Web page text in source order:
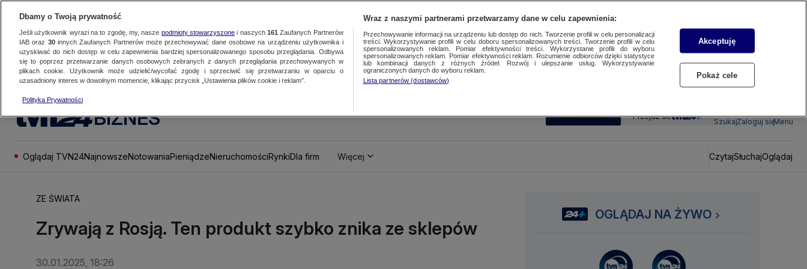
BIZNES SUBSKRYBUJ Przejdź do
SzukajZaloguj sięMenu
Oglądaj TVN24NajnowszeNotowaniaPieniądzeNieruchomościRynkiDla firm Więcej CzytajSłuchajOglądaj
ZE ŚWIATA
Zrywają z Rosją. Ten produkt szybko znika ze sklepów
30.01.2025, 18:26
OGLĄDAJ NA ŻYWO
Dbamy o Twoją prywatność
Jeśli użytkownik wyrazi na to zgodę, my, nasze podmioty stowarzyszonei naszych 161 Zaufanych Partnerów
IAB oraz 30innych Zaufanych Partnerów może przechowywać dane osobowe na urządzeniu użytkownika i
uzyskiwać do nich dostęp w celu zapewnienia bardziej spersonalizowanego sposobu przeglądania. Odbywa
się to poprzez przetwarzanie danych osobowych zebranych z danych przeglądania przechowywanych w
plikach cookie. Użytkownik może udzielić/wycofać zgodę i sprzeciwić się przetwarzaniu w oparciu o
uzasadniony interes w dowolnym momencie, klikając przycisk „Ustawienia plików cookie i reklam”.
Polityka Prywatności
Wraz z naszymi partnerami przetwarzamy dane w celu zapewnienia:
Przechowywanie informacji na urządzeniu lub dostęp do nich. Tworzenie profili w celu personalizacji
treści. Wykorzystywanie profili w celu doboru spersonalizowanych treści. Tworzenie profili w celu
spersonalizowanych reklam. Pomiar efektywności treści. Wykorzystanie profili do wyboru
spersonalizowanych reklam. Pomiar efektywności reklam. Rozumienie odbiorców dzięki statystyce
lub kombinacji danych z różnych źródeł. Rozwój i ulepszanie usług. Wykorzystywanie
ograniczonych danych do wyboru reklam.
Lista partnerów (dostawców)
Akceptuję
Pokaż cele